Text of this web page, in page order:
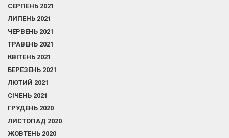
СЕРПЕНЬ 2021
ЛИПЕНЬ 2021
ЧЕРВЕНЬ 2021
ТРАВЕНЬ 2021
КВІТЕНЬ 2021
БЕРЕЗЕНЬ 2021
ЛЮТИЙ 2021
СІЧЕНЬ 2021
ГРУДЕНЬ 2020
ЛИСТОПАД 2020
ЖОВТЕНЬ 2020